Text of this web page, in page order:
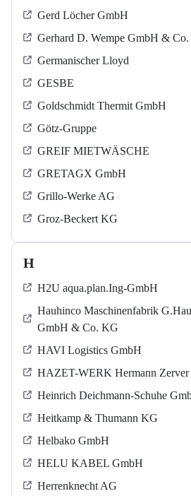
Gerd Löcher GmbH
Gerhard D. Wempe GmbH &
Germanischer Lloyd
GESBE
Goldschmidt Thermit GmbH
Götz-Gruppe
GREIF MIETWÄSCHE
GRETAGX GmbH
Grillo-Werke AG
Groz-Beckert KG
H
H2U aqua.plan.Ing-GmbH
Hauhinco Maschinenfabrik
GmbH & Co. KG
HAVI Logistics GmbH
HAZET-WERK Hermann
Heinrich Deichmann-Schuhe
Heitkamp & Thumann KG
Helbako GmbH
HELU KABEL GmbH
Herrenknecht AG